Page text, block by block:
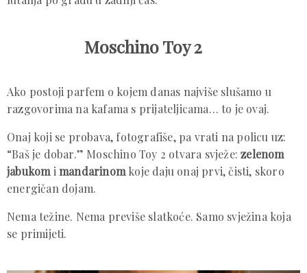
Moschino Toy 2
Ako postoji parfem o kojem danas najviše slušamo u
razgovorima na kafama s prijateljicama… to je ovaj.
Onaj koji se probava, fotografiše, pa vrati na policu uz:
“Baš je dobar.” Moschino Toy 2 otvara svježe: zelenom
jabukomimandarinomkoje daju onaj prvi, čisti, skoro
energičan dojam.
Nema težine. Nema previše slatkoće. Samo svježina koja
se primijeti.